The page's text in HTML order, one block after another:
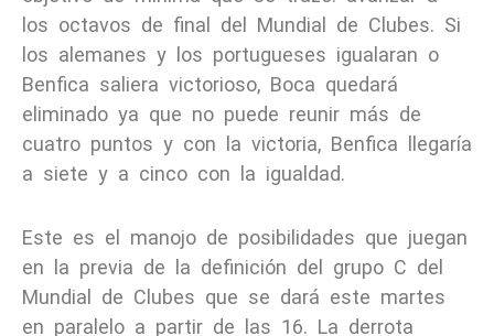
los octavos de final del Mundial de Clubes. Si
los alemanes y los portugueses igualaran o
Benfica saliera victorioso, Boca quedará
eliminado ya que no puede reunir más de
cuatro puntos y con la victoria, Benfica llegaría
a siete y a cinco con la igualdad.
Este es el manojo de posibilidades que juegan
en la previa de la definición del grupo C del
Mundial de Clubes que se dará este martes
en paralelo a partir de las 16. La derrota